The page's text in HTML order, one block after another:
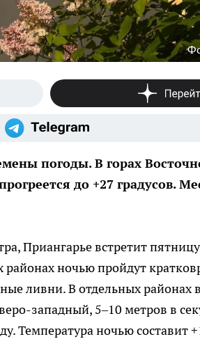
погоды. В горах
до +27 градусов.
Приангарье встретит
ночью пройдут
ливни. В отдельных районах
западный, 5–10 метров в
Температура ночью составит